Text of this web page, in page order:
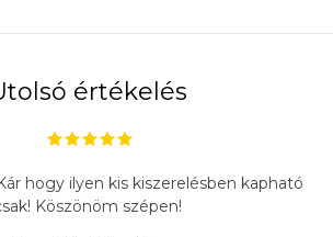
értékelés
hogy ilyen kis kiszerelésben kapható
Köszönöm szépen!